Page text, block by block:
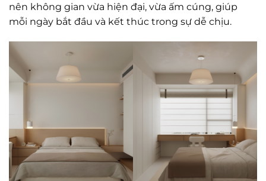
nên không gian vừa hiện đại, vừa ấm cúng, giúp
mỗi ngày bắt đầu và kết thúc trong sự dễ chịu.